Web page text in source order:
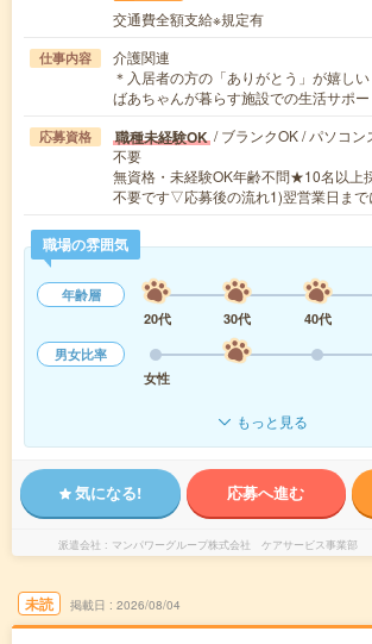
交通費全額支給※規定有
仕事内容
介護関連
＊入居者の方の「ありがとう」が嬉し
ばあちゃんが暮らす施設での生活サポ
応募資格 職種未経験OK / ブランクOK / パソコン
不要
無資格・未経験OK年齢不問★10名以上
不要です▽応募後の流れ1)翌営業日ま
職場の雰囲気
年齢層
20代
30代 40代
男女比率
女性
もっと見る
気になる! 応募へ進む
派遣会社 マンパワーグループ株式会社 ケアサービス事業部
未読 掲載日 2026/08/04